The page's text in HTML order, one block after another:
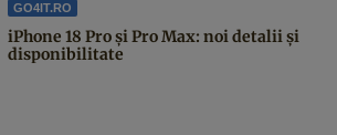
GO4IT.RO
iPhone 18 Pro și Pro Max: noi detalii și
disponibilitate